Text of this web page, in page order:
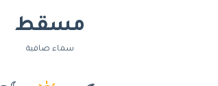
مسقط
سماء صافية